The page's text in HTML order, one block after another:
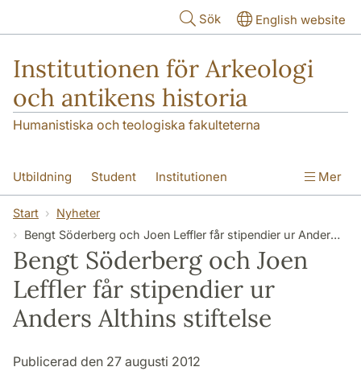
Sök English website
Institutionen för Arkeologi
och antikens historia
Humanistiska och teologiska fakulteterna
Utbildning Student Institutionen
Forskning Kontakt
Mer
Start
Nyheter
Bengt Söderberg och Joen Leffler får stipendier ur Anders Althins stiftelse
Bengt Söderberg och Joen
Leffler får stipendier ur
Anders Althins stiftelse
Publicerad den 27 augusti 2012